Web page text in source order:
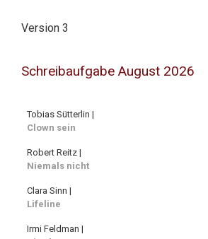
Version 3
Schreibaufgabe August 2026
Tobias Sütterlin |
Clown sein
Robert Reitz |
Niemals nicht
Clara Sinn |
Lifeline
Irmi Feldman |